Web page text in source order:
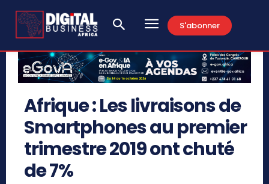
S'abonner
Afrique : Les livraisons de
Smartphones au premier
trimestre 2019 ont chuté
de 7%